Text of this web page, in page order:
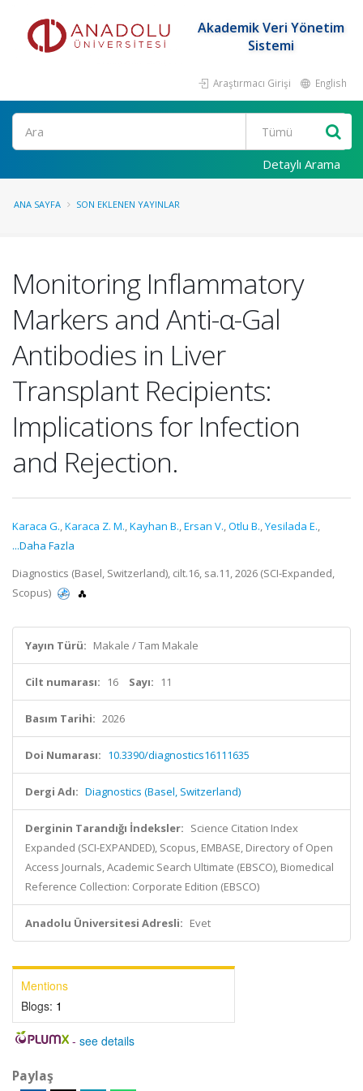
Akademik Veri Yönetim
Sistemi
Araştırmacı Girişi English
Ara
Detaylı Arama
ANA SAYFA SON EKLENEN YAYINLAR
Monitoring Inflammatory
Markers and Anti-α-Gal
Antibodies in Liver
Transplant Recipients:
Implications for Infection
and Rejection.
Karaca G.,Karaca Z. M.,Kayhan B.,Ersan V.,Otlu B.,Yesilada E.,
...Daha Fazla
Diagnostics (Basel, Switzerland), cilt.16, sa.11, 2026 (SCI-Expanded,
Scopus)
Yayın Türü: Makale / Tam Makale
Cilt numarası: 16 Sayı: 11
Basım Tarihi: 2026
Doi Numarası: 10.3390/diagnostics16111635
Dergi Adı: Diagnostics (Basel, Switzerland)
Derginin Tarandığı İndeksler: Science Citation Index
Expanded (SCI-EXPANDED), Scopus, EMBASE, Directory of Open
Access Journals, Academic Search Ultimate (EBSCO), Biomedical
Reference Collection: Corporate Edition (EBSCO)
Anadolu Üniversitesi Adresli: Evet
Mentions
Blogs: 1
- see details
Paylaş